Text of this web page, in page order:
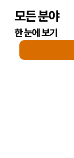
모든 분야
한 눈에 보기